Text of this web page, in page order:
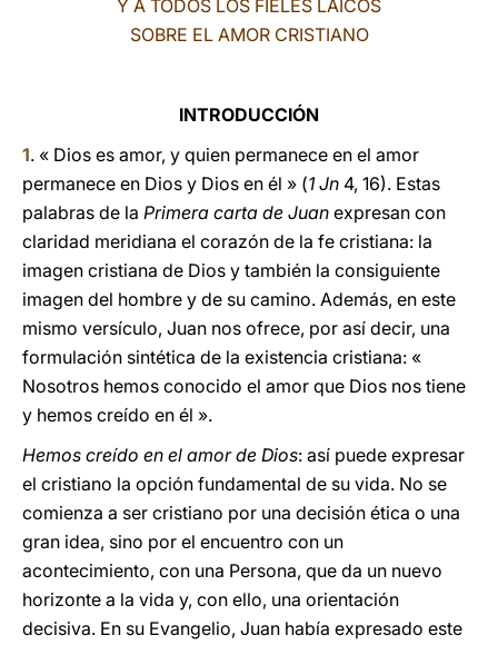
Y A TODOS LOS FIELES LAICOS
SOBRE EL AMOR CRISTIANO
INTRODUCCIÓN
1. « Dios es amor, y quien permanece en el amor
permanece en Dios y Dios en él » (1 Jn 4, 16). Estas
palabras de la Primera carta de Juan expresan con
claridad meridiana el corazón de la fe cristiana: la
imagen cristiana de Dios y también la consiguiente
imagen del hombre y de su camino. Además, en este
mismo versículo, Juan nos ofrece, por así decir, una
formulación sintética de la existencia cristiana: «
Nosotros hemos conocido el amor que Dios nos tiene
y hemos creído en él ».
Hemos creído en el amor de Dios: así puede expresar
el cristiano la opción fundamental de su vida. No se
comienza a ser cristiano por una decisión ética o una
gran idea, sino por el encuentro con un
acontecimiento, con una Persona, que da un nuevo
horizonte a la vida y, con ello, una orientación
decisiva. En su Evangelio, Juan había expresado este